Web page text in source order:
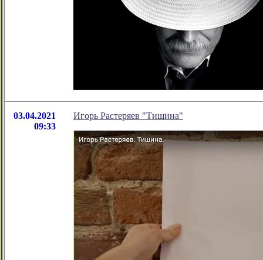
03.04.2021
09:33
Игорь Растеряев "Тишина"